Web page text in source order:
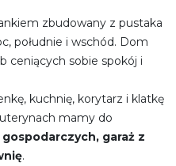
zbudowany z pustaka
południe i wschód. Dom
ceniących sobie spokój i
kuchnię, korytarz i klatkę
mamy do
garaż z
.